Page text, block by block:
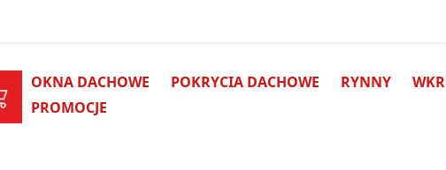
OKNA DACHOWE POKRYCIA DACHOWE RYNNY
PROMOCJE